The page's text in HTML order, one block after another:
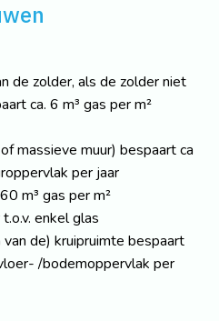
de zolder, als de zolder niet
ca. 6 m³ gas per m²
massieve muur) bespaart ca
per jaar
m³ gas per m²
enkel glas
de) kruipruimte bespaart
/bodemoppervlak per